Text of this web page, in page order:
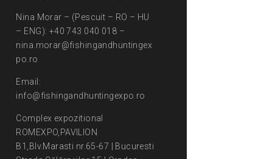
Nina Morar – (Pescuit – RO – HU
– ENG): +40 743 040 018 –
nina.morar@fishingandhuntingex
po.ro
Email:
info@fishingandhuntingexpo.ro
Complex expozitional
ROMEXPO,PAVILION
B1,Blv.Marasti nr.65-67 | Bucuresti